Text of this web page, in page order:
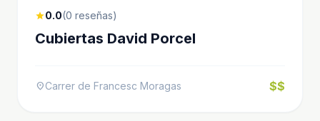
star0.0(0 reseñas)
Cubiertas David Porcel
location_onCarrer de Francesc Moragas $$